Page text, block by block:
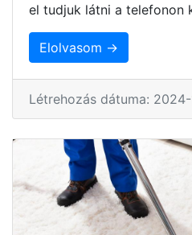
el tudjuk látni a telefonon
Elolvasom →
Létrehozás dátuma: 2024-